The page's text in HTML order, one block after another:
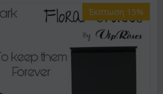
Έκπτωση 15%